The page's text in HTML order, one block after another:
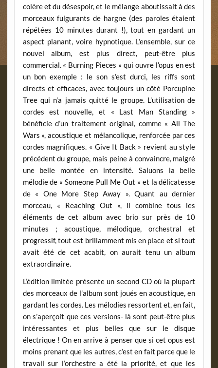
colère et du désespoir, et le mélange aboutissait à des
morceaux fulgurants de hargne (des paroles étaient
répétées 10 minutes durant !), tout en gardant un
aspect planant, voire hypnotique. L’ensemble, sur ce
nouvel album, est plus direct, peut-être plus
commercial. « Burning Pieces » qui ouvre l’opus en est
un bon exemple : le son s’est durci, les riffs sont
directs et efficaces, avec toujours un côté Porcupine
Tree qui n’a jamais quitté le groupe. L’utilisation de
cordes est nouvelle, et « Last Man Standing »
bénéficie d’un traitement original, comme « All The
Wars », acoustique et mélancolique, renforcée par ces
cordes magnifiques. « Give It Back » revient au style
précédent du groupe, mais peine à convaincre, malgré
une belle montée en intensité. Saluons la belle
mélodie de « Someone Pull Me Out » et la délicatesse
de « One More Step Away ». Quant au dernier
morceau, « Reaching Out », il combine tous les
éléments de cet album avec brio sur près de 10
minutes ; acoustique, mélodique, orchestral et
progressif, tout est brillamment mis en place et si tout
avait été de cet acabit, on aurait tenu un album
extraordinaire.
L’édition limitée présente un second CD où la plupart
des morceaux de l’album sont joués en acoustique, en
gardant les cordes. Les mélodies ressortent et, en fait,
on s’aperçoit que ces versions- là sont peut-être plus
intéressantes et plus belles que sur le disque
électrique ! On en arrive à penser que si cet opus est
moins prenant que les autres, c’est en fait parce que le
travail sur l’orchestre a été la priorité, et que les